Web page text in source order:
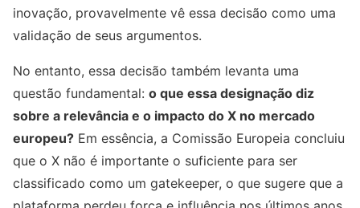
inovação, provavelmente vê essa decisão como uma
validação de seus argumentos.
No entanto, essa decisão também levanta uma
questão fundamental: o que essa designação diz
sobre a relevância e o impacto do X no mercado
europeu? Em essência, a Comissão Europeia concluiu
que o X não é importante o suficiente para ser
classificado como um gatekeeper, o que sugere que a